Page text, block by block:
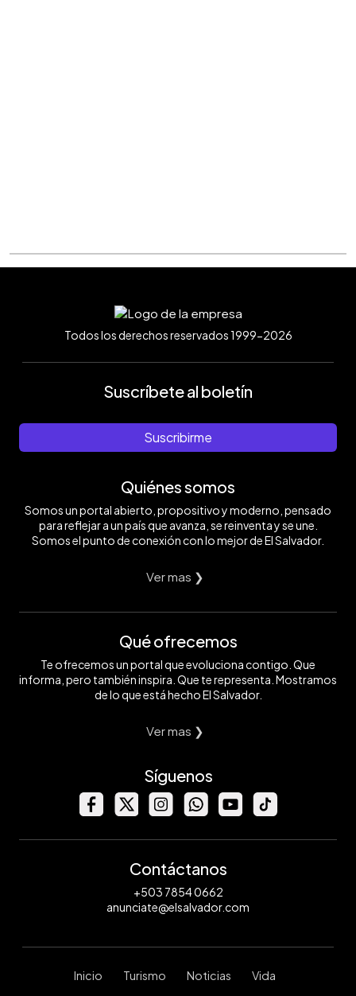
Todos los derechos reservados 1999-2026
Suscríbete al boletín
Suscribirme
Quiénes somos
Somos un portal abierto, propositivo y moderno, pensado
para reflejar a un país que avanza, se reinventa y se une.
Somos el punto de conexión con lo mejor de El Salvador.
Ver mas ❯
Qué ofrecemos
Te ofrecemos un portal que evoluciona contigo. Que
informa, pero también inspira. Que te representa. Mostramos
de lo que está hecho El Salvador.
Ver mas ❯
Síguenos
Contáctanos
+503 7854 0662
anunciate@elsalvador.com
Inicio Turismo Noticias Vida